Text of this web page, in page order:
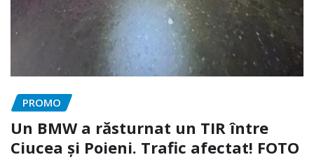
PROMO
Un BMW a răsturnat un TIR între
Ciucea și Poieni. Trafic afectat! FOTO